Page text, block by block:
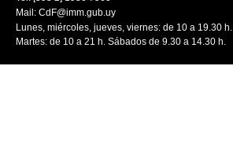
Mail: CdF@imm.gub.uy
Lunes, miércoles, jueves, viernes: de 10 a 19.30 h.
Martes: de 10 a 21 h. Sábados de 9.30 a 14.30 h.